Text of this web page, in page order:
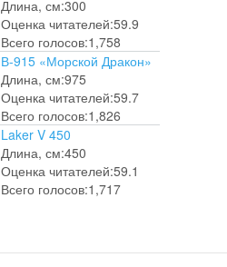
Длина, см:300
Оценка читателей:59.9
Всего голосов:1,758
В-915 «Морской Дракон»
Длина, см:975
Оценка читателей:59.7
Всего голосов:1,826
Laker V 450
Длина, см:450
Оценка читателей:59.1
Всего голосов:1,717